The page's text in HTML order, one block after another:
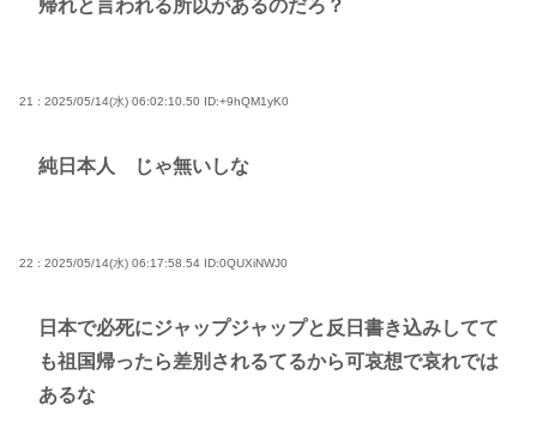
帰れと言われる所以があるのだろ？
21 : 2025/05/14(水) 06:02:10.50 ID:+9hQM1yK0
純日本人 じゃ無いしな
22 : 2025/05/14(水) 06:17:58.54 ID:0QUXiNWJ0
日本で必死にジャップジャップと反日書き込みしてて
も祖国帰ったら差別されるてるから可哀想で哀れでは
あるな